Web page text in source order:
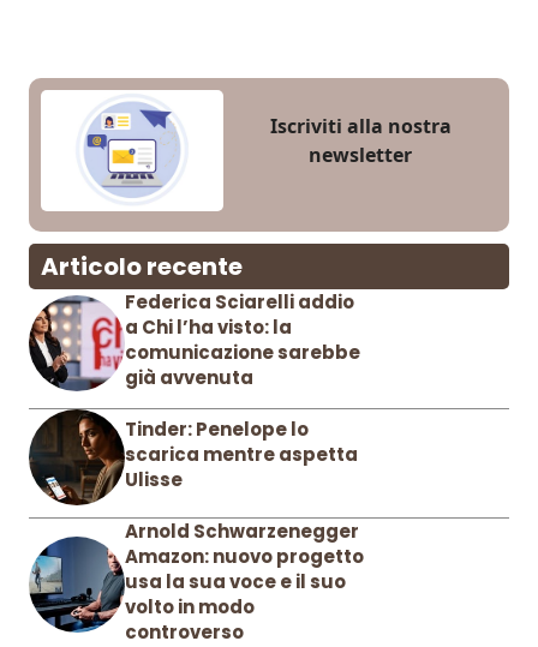
Iscriviti alla nostra
newsletter
Articolo recente
Federica Sciarelli addio
a Chi l’ha visto: la
comunicazione sarebbe
già avvenuta
Tinder: Penelope lo
scarica mentre aspetta
Ulisse
Arnold Schwarzenegger
Amazon: nuovo progetto
usa la sua voce e il suo
volto in modo
controverso